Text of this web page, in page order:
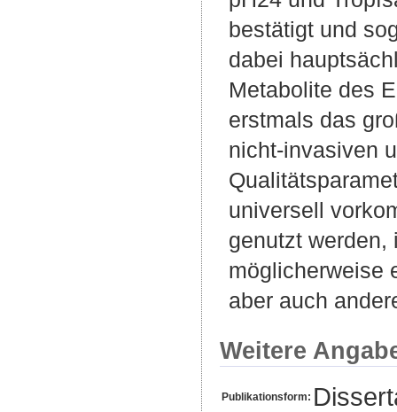
bestätigt und
dabei
Metabolite des
erstmals das
nicht-invasiven
universell
genutzt werden,
möglicherweise
aber auch
Weitere
Publikationsform: